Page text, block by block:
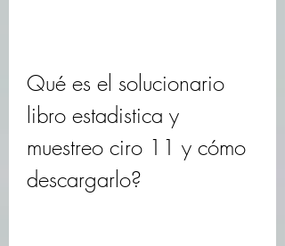
Qué es el solucionario
libro estadistica y
muestreo ciro 11 y cómo
descargarlo?